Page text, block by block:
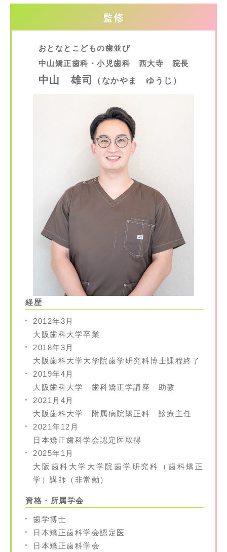
監修
おとなとこどもの歯並び
中山矯正歯科・小児歯科 西大寺 院長
中山 雄司 （なかやま ゆうじ）
経歴
2012年3月
大阪歯科大学卒業
2018年3月
大阪歯科大学大学院歯学研究科博士課程終了
2019年4月
大阪歯科大学 歯科矯正学講座 助教
2021月4月
大阪歯科大学 附属病院矯正科 診療主任
2021年12月
日本矯正歯科学会認定医取得
2025年1月
大阪歯科大学大学院歯学研究科（歯科矯正
学）講師（非常勤）
資格・所属学会
歯学博士
日本矯正歯科学会認定医
日本矯正歯科学会